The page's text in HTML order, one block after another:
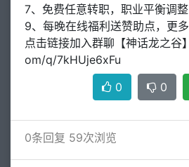
7、免费任意转职，职业平衡调整
9、每晚在线福利送赞助点，更多
点击链接加入群聊【神话龙之
om/q/7kHUje6xFu
0
0
0条回复 59次浏览